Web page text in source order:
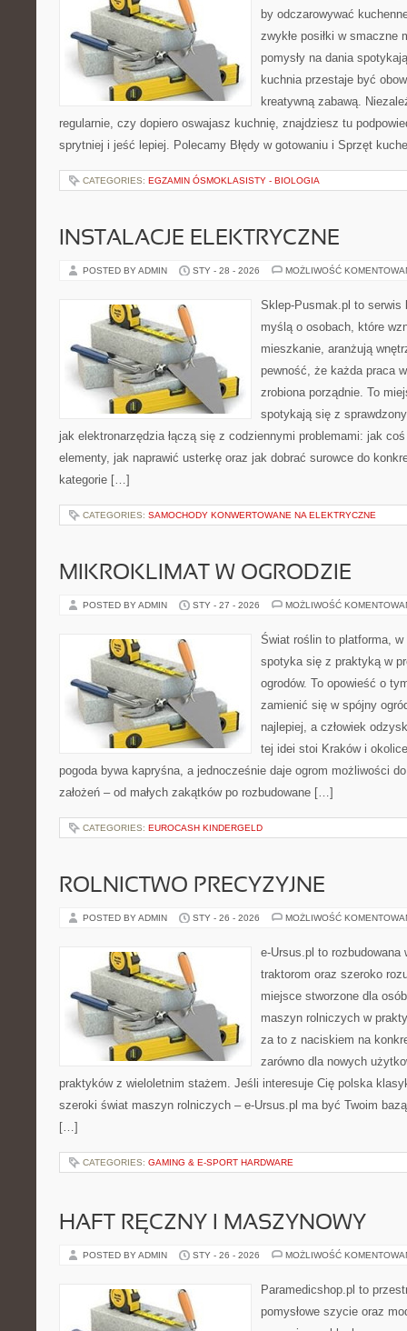
by odczarowywać
zwykłe posiłki w smaczne
pomysły na dania
kuchnia przestaje być
kreatywną zabawą.
regularnie, czy dopiero oswajasz kuchnię, znajdziesz tu
sprytniej i jeść lepiej. Polecamy Błędy w gotowaniu i Sprzęt
CATEGORIES: EGZAMIN ÓSMOKLASISTY - BIOLOGIA
INSTALACJE ELEKTRYCZNE
POSTED BY ADMIN STY - 28 - 2026 MOŻLIWOŚĆ
Sklep-Pusmak.pl to serwis
myślą o osobach, które
mieszkanie, aranżują
pewność, że każda praca
zrobiona porządnie. To
spotykają się z
jak elektronarzędzia łączą się z codziennymi problemami: jak
elementy, jak naprawić usterkę oraz jak dobrać surowce do
kategorie […]
CATEGORIES: SAMOCHODY KONWERTOWANE NA ELEKTRYCZNE
MIKROKLIMAT W OGRODZIE
POSTED BY ADMIN STY - 27 - 2026 MOŻLIWOŚĆ
Świat roślin to platforma, w
spotyka się z praktyką w
ogrodów. To opowieść o
zamienić się w spójny
najlepiej, a człowiek
tej idei stoi Kraków i
pogoda bywa kapryśna, a jednocześnie daje ogrom możliwości
założeń – od małych zakątków po rozbudowane […]
CATEGORIES: EUROCASH KINDERGELD
ROLNICTWO PRECYZYJNE
POSTED BY ADMIN STY - 26 - 2026 MOŻLIWOŚĆ
e-Ursus.pl to rozbudowana
traktorom oraz szeroko
miejsce stworzone dla
maszyn rolniczych w
za to z naciskiem na
zarówno dla nowych
praktyków z wieloletnim stażem. Jeśli interesuje Cię polska
szeroki świat maszyn rolniczych – e-Ursus.pl ma być Twoim
[…]
CATEGORIES: GAMING & E-SPORT HARDWARE
HAFT RĘCZNY I MASZYNOWY
POSTED BY ADMIN STY - 26 - 2026 MOŻLIWOŚĆ
Paramedicshop.pl to
pomysłowe szycie oraz